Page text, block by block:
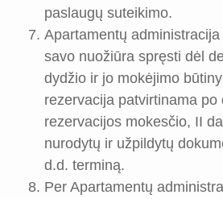
paslaugų suteikimo.
Apartamentų
savo nuožiūra spręsti dėl
dydžio ir jo mokėjimo
rezervacija patvirtinama po
rezervacijos mokesčio, II
nurodytų ir užpildytų
d.d. terminą.
Per Apartamentų